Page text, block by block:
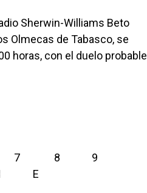
Sherwin-Williams Beto
Olmecas de Tabasco, se
horas, con el duelo probable
6 7 8 9
E